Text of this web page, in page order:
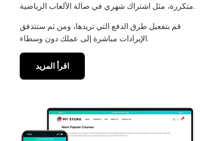
متكررة، مثل اشتراك شهري في صالة الألعاب الرياضية.
قم بتفعيل طرق الدفع التي تريدها، ومن ثم ستتدفق
الإيرادات مباشرة إلى عملك دون وسطاء.
اقرأ المزيد